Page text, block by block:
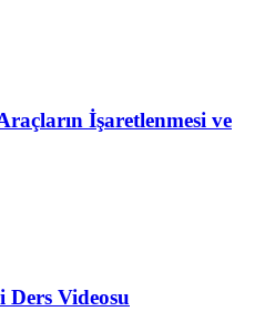
İşaretlenmesi ve
Videosu